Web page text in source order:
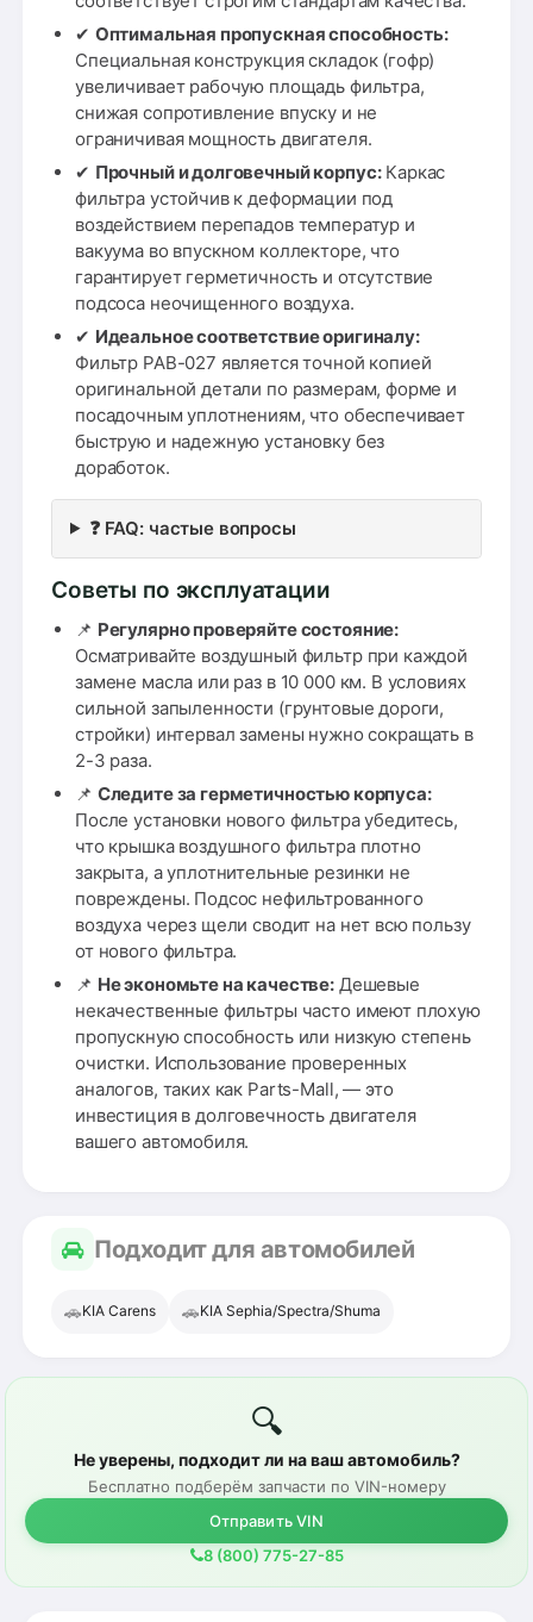
✔ Оптимальная пропускная способность:
Специальная конструкция складок (гофр)
увеличивает рабочую площадь фильтра,
снижая сопротивление впуску и не
ограничивая мощность двигателя.
✔ Прочный и долговечный корпус:Каркас
фильтра устойчив к деформации под
воздействием перепадов температур и
вакуума во впускном коллекторе, что
гарантирует герметичность и отсутствие
подсоса неочищенного воздуха.
✔ Идеальное соответствие оригиналу:
Фильтр PAB-027 является точной копией
оригинальной детали по размерам, форме и
посадочным уплотнениям, что обеспечивает
быструю и надежную установку без
доработок.
❓ FAQ: частые вопросы
Советы по эксплуатации
📌 Регулярно проверяйте состояние:
Осматривайте воздушный фильтр при каждой
замене масла или раз в 10 000 км. В условиях
сильной запыленности (грунтовые дороги,
стройки) интервал замены нужно сокращать в
2-3 раза.
📌 Следите за герметичностью корпуса:
После установки нового фильтра убедитесь,
что крышка воздушного фильтра плотно
закрыта, а уплотнительные резинки не
повреждены. Подсос нефильтрованного
воздуха через щели сводит на нет всю пользу
от нового фильтра.
📌 Не экономьте на качестве:Дешевые
некачественные фильтры часто имеют плохую
пропускную способность или низкую степень
очистки. Использование проверенных
аналогов, таких как Parts-Mall, — это
инвестиция в долговечность двигателя
вашего автомобиля.
Подходит для автомобилей
🚗KIA Carens 🚗KIA Sephia/Spectra/Shuma
🔍
Не уверены, подходит ли на ваш автомобиль?
Бесплатно подберём запчасти по VIN-номеру
Отправить VIN
8 (800) 775-27-85